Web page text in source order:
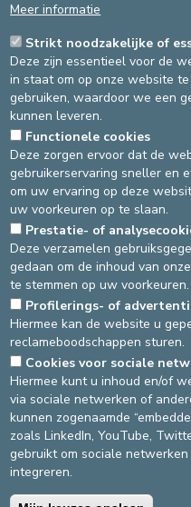
Source
Service
Dernière modification
19/
asbl Cliniques de l’Europe
N° d’entreprise :
Algemene
Meer informatie
Strikt noodzakelijke of
Deze zijn essentieel voor de
in staat om op onze website
gebruiken, waardoor we een
kunnen leveren.
Functionele cookies
Deze zorgen ervoor dat de
gebruikerservaring sneller en
om uw ervaring op deze
uw voorkeuren op te slaan.
Prestatie- of
Deze verzamelen
gedaan om de inhoud van
te stemmen op uw voorkeuren.
Profilerings- of
Hiermee kan de website u
reclameboodschappen sturen.
Cookies voor sociale
Hiermee kunt u inhoud en/of
via sociale netwerken of
kunnen zogenaamde
zoals LinkedIn, YouTube,
gebruikt om sociale
integreren.